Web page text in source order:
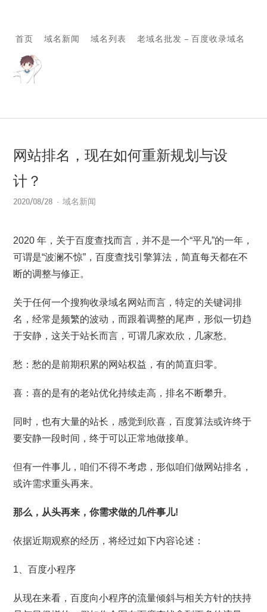
首页 域名新闻 域名列表 老域名批发 – 百度收录域名
网站排名，现在如何重新规划与设
计？
2020/08/28 域名新闻
2020 年，关于百度查找而言，并不是一个“平凡”的一年，
可谓是“波澜不惊”，百度查找引擎算法，简直每天都在不
断的调整与修正。
关于任何一个搜狗收录域名网站而言，特定的关键词排
名，经常是频繁的波动，而跟着调整的尾声，形似一切趋
于安静，这关于站长而言，可谓几家欢欣，几家愁。
愁：愁的是前期积累的网站权益，有的简直归零。
喜：喜的是有的老站优化持续走高，排名不断攀升。
同时，也有大量的站长，感觉到欣喜，百度算法或许终于
要安静一段时间，终于可以正常地做接单。
但有一件事儿，咱们不得不考虑，形似咱们做网站排名，
或许需求重头再来。
那么，从头再来，你需求做的几件事儿!
依据近期观察的经历，将经过如下内容论述：
1、百度小程序
从现在来看，百度向小程序的流量倾斜与相关方针的扶持